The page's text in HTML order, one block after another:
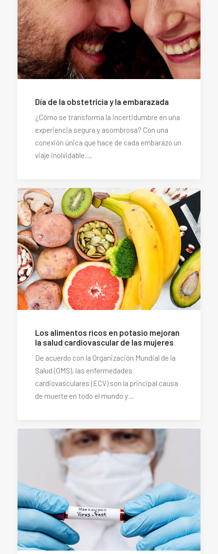
Día de la obstetricia y la embarazada
¿Cómo se transforma la incertidumbre en una
experiencia segura y asombrosa? Con una
conexión única que hace de cada embarazo un
viaje inolvidable.…
Los alimentos ricos en potasio mejoran
la salud cardiovascular de las mujeres
De acuerdo con la Organización Mundial de la
Salud (OMS), las enfermedades
cardiovasculares (ECV) son la principal causa
de muerte en todo el mundo y…